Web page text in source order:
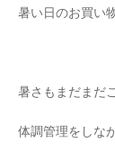
暑い日のお買い
暑さもまだまだ
体調管理をしな